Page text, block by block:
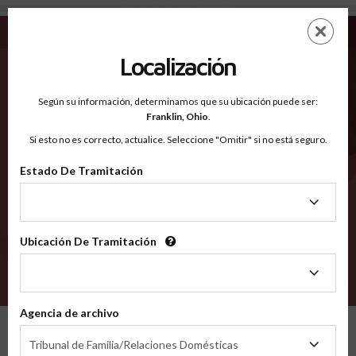
Hernando FL - Condados Reconocidos
EN
Condados Reconocidos
2600
Localización
Según su información, determinamos que su ubicación puede ser:
Franklin, Ohio.
Si esto no es correcto, actualice. Seleccione "Omitir" si no está seguro.
Estado De Tramitación
Tramitación
Ubicación De Tramitación
Tramitación
Agencia de archivo
Tribunal de Familia/Relaciones Domésticas
de